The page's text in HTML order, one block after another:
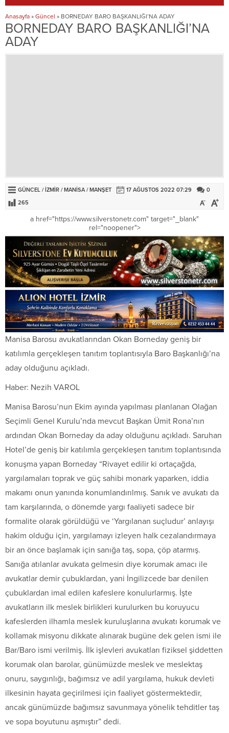
Anasayfa » Güncel » BORNEDAY BARO BAŞKANLIĞI’NA ADAY
BORNEDAY BARO BAŞKANLIĞI’NA
ADAY
GÜNCEL /İZMİR /MANİSA/MANŞET 17 AĞUSTOS 2022 07:29
0
265
a href="https://www.silverstonetr.com" target="_blank"
rel="noopener">
Manisa Barosu avukatlarından Okan Borneday geniş bir
katılımla gerçekleşen tanıtım toplantısıyla Baro Başkanlığı’na
aday olduğunu açıkladı.
Haber: Nezih VAROL
Manisa Barosu’nun Ekim ayında yapılması planlanan Olağan
Seçimli Genel Kurulu’nda mevcut Başkan Ümit Rona’nın
ardından Okan Borneday da aday olduğunu açıkladı. Saruhan
Hotel’de geniş bir katılımla gerçekleşen tanıtım toplantısında
konuşma yapan Borneday “Rivayet edilir ki ortaçağda,
yargılamaları toprak ve güç sahibi monark yaparken, iddia
makamı onun yanında konumlandırılmış. Sanık ve avukatı da
tam karşılarında, o dönemde yargı faaliyeti sadece bir
formalite olarak görüldüğü ve ‘Yargılanan suçludur’ anlayışı
hakim olduğu için, yargılamayı izleyen halk cezalandırmaya
bir an önce başlamak için sanığa taş, sopa, çöp atarmış.
Sanığa atılanlar avukata gelmesin diye korumak amacı ile
avukatlar demir çubuklardan, yani İngilizcede bar denilen
çubuklardan imal edilen kafeslere konulurlarmış. İşte
avukatların ilk meslek birlikleri kurulurken bu koruyucu
kafeslerden ilhamla meslek kuruluşlarına avukatı korumak ve
kollamak misyonu dikkate alınarak bugüne dek gelen ismi ile
Bar/Baro ismi verilmiş. İlk işlevleri avukatları fiziksel şiddetten
korumak olan barolar, günümüzde meslek ve meslektaş
onuru, saygınlığı, bağımsız ve adil yargılama, hukuk devleti
ilkesinin hayata geçirilmesi için faaliyet göstermektedir,
ancak günümüzde bağımsız savunmaya yönelik tehditler taş
ve sopa boyutunu aşmıştır” dedi.